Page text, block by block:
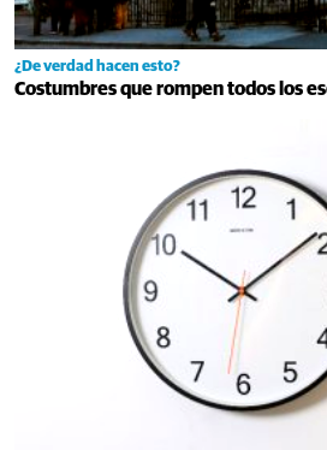
¿De verdad hacen esto?
Costumbres que rompen todos los